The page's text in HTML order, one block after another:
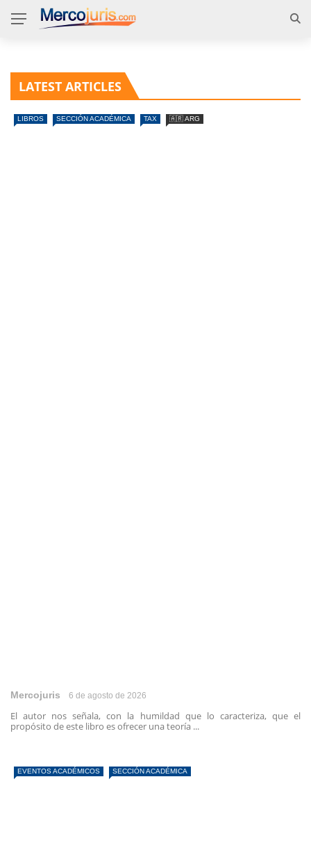
LATEST ARTICLES
LIBROS SECCIÓN ACADÉMICA TAX 🇦🇷 ARG
Mercojuris 6 de agosto de 2026
El autor nos señala, con la humildad que lo caracteriza, que el
propósito de este libro es ofrecer una teoría ...
EVENTOS ACADÉMICOS SECCIÓN ACADÉMICA